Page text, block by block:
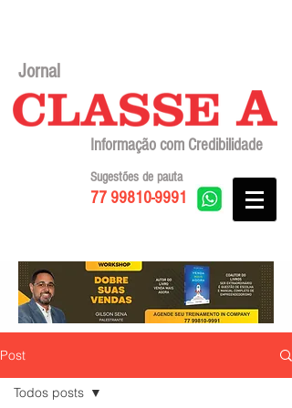
Jornal
Informação com Credibilidade
77 99810-9991
Sugestões de pauta
Post
Todos posts